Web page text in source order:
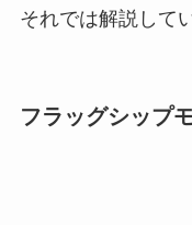
それでは解説して
フラッグシップ